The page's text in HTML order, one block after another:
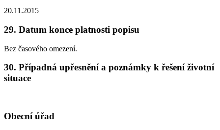
20.11.2015
29. Datum konce platnosti popisu
Bez časového omezení.
30. Případná upřesnění a poznámky k řešení životní
situace
Obecní úřad